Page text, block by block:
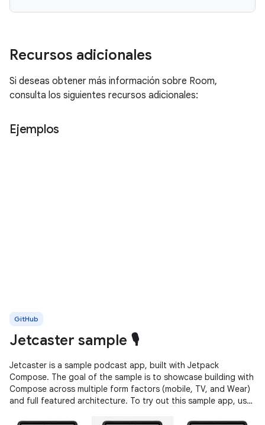
Recursos adicionales
Si deseas obtener más información sobre Room,
consulta los siguientes recursos adicionales:
Ejemplos
GitHub
Jetcaster sample 🎙️
Jetcaster is a sample podcast app, built with Jetpack
Compose. The goal of the sample is to showcase building with
Compose across multiple form factors (mobile, TV, and Wear)
and full featured architecture. To try out this sample app, use